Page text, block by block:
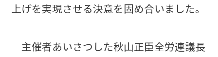
上げを実現させる決意を固め合いました。
主催者あいさつした秋山正臣全労連議長